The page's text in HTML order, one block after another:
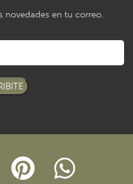
novedades en tu correo.